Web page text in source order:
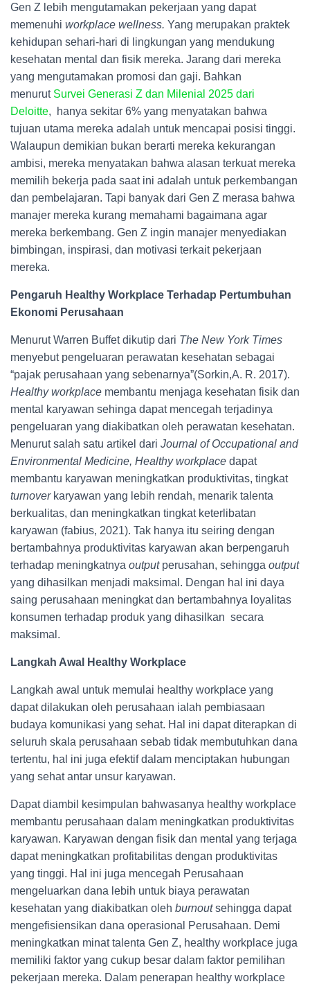
Gen Z lebih mengutamakan pekerjaan yang dapat
memenuhi workplace wellness. Yang merupakan praktek
kehidupan sehari-hari di lingkungan yang mendukung
kesehatan mental dan fisik mereka. Jarang dari mereka
yang mengutamakan promosi dan gaji. Bahkan
menurut Survei Generasi Z dan Milenial 2025 dari
Deloitte, hanya sekitar 6% yang menyatakan bahwa
tujuan utama mereka adalah untuk mencapai posisi tinggi.
Walaupun demikian bukan berarti mereka kekurangan
ambisi, mereka menyatakan bahwa alasan terkuat mereka
memilih bekerja pada saat ini adalah untuk perkembangan
dan pembelajaran. Tapi banyak dari Gen Z merasa bahwa
manajer mereka kurang memahami bagaimana agar
mereka berkembang. Gen Z ingin manajer menyediakan
bimbingan, inspirasi, dan motivasi terkait pekerjaan
mereka.
Pengaruh Healthy Workplace Terhadap Pertumbuhan
Ekonomi Perusahaan
Menurut Warren Buffet dikutip dari The New York Times
menyebut pengeluaran perawatan kesehatan sebagai
“pajak perusahaan yang sebenarnya”(Sorkin,A. R. 2017).
Healthy workplace membantu menjaga kesehatan fisik dan
mental karyawan sehinga dapat mencegah terjadinya
pengeluaran yang diakibatkan oleh perawatan kesehatan.
Menurut salah satu artikel dari Journal of Occupational and
Environmental Medicine, Healthy workplace dapat
membantu karyawan meningkatkan produktivitas, tingkat
turnoverkaryawan yang lebih rendah, menarik talenta
berkualitas, dan meningkatkan tingkat keterlibatan
karyawan (fabius, 2021). Tak hanya itu seiring dengan
bertambahnya produktivitas karyawan akan berpengaruh
terhadap meningkatnya outputperusahan, sehingga output
yang dihasilkan menjadi maksimal. Dengan hal ini daya
saing perusahaan meningkat dan bertambahnya loyalitas
konsumen terhadap produk yang dihasilkan secara
maksimal.
Langkah Awal Healthy Workplace
Langkah awal untuk memulai healthy workplace yang
dapat dilakukan oleh perusahaan ialah pembiasaan
budaya komunikasi yang sehat. Hal ini dapat diterapkan di
seluruh skala perusahaan sebab tidak membutuhkan dana
tertentu, hal ini juga efektif dalam menciptakan hubungan
yang sehat antar unsur karyawan.
Dapat diambil kesimpulan bahwasanya healthy workplace
membantu perusahaan dalam meningkatkan produktivitas
karyawan. Karyawan dengan fisik dan mental yang terjaga
dapat meningkatkan profitabilitas dengan produktivitas
yang tinggi. Hal ini juga mencegah Perusahaan
mengeluarkan dana lebih untuk biaya perawatan
kesehatan yang diakibatkan oleh burnoutsehingga dapat
mengefisiensikan dana operasional Perusahaan. Demi
meningkatkan minat talenta Gen Z, healthy workplace juga
memiliki faktor yang cukup besar dalam faktor pemilihan
pekerjaan mereka. Dalam penerapan healthy workplace